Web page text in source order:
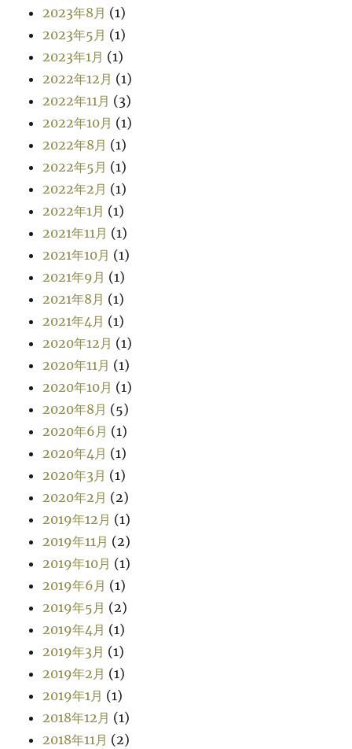
2023年8月 (1)
2023年5月 (1)
2023年1月 (1)
2022年12月 (1)
2022年11月 (3)
2022年10月 (1)
2022年8月 (1)
2022年5月 (1)
2022年2月 (1)
2022年1月 (1)
2021年11月 (1)
2021年10月 (1)
2021年9月 (1)
2021年8月 (1)
2021年4月 (1)
2020年12月 (1)
2020年11月 (1)
2020年10月 (1)
2020年8月 (5)
2020年6月 (1)
2020年4月 (1)
2020年3月 (1)
2020年2月 (2)
2019年12月 (1)
2019年11月 (2)
2019年10月 (1)
2019年6月 (1)
2019年5月 (2)
2019年4月 (1)
2019年3月 (1)
2019年2月 (1)
2019年1月 (1)
2018年12月 (1)
2018年11月 (2)